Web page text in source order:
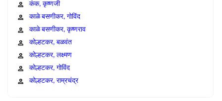
कंक, कृष्णजी
काळे बसणीकर, गोविंद
काळे बसणीकर, कृष्णराव
कोल्हटकर, बळवंत
कोल्हटकर, लक्ष्मण
कोल्हटकर, गोविंद
कोल्हटकर, राम्रचंद्र